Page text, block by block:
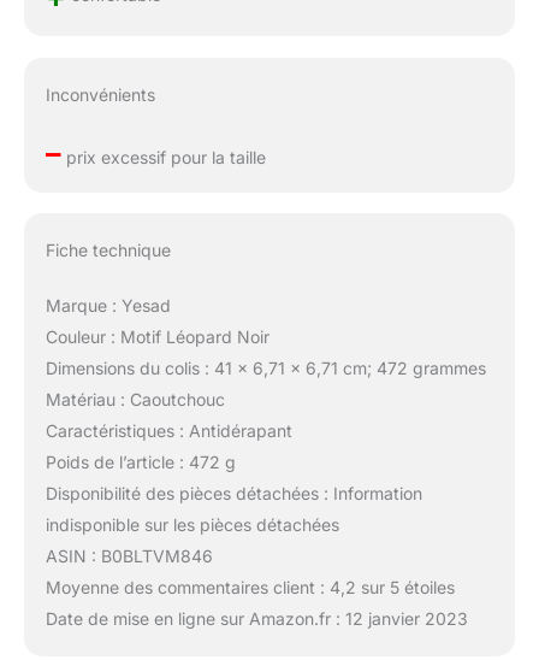
Inconvénients
–prix excessif pour la taille
Fiche technique
Marque : Yesad
Couleur : Motif Léopard Noir
Dimensions du colis : 41 x 6,71 x 6,71 cm; 472 grammes
Matériau : Caoutchouc
Caractéristiques : Antidérapant
Poids de l’article : 472 g
Disponibilité des pièces détachées : Information
indisponible sur les pièces détachées
ASIN : B0BLTVM846
Moyenne des commentaires client : 4,2 sur 5 étoiles
Date de mise en ligne sur Amazon.fr : 12 janvier 2023